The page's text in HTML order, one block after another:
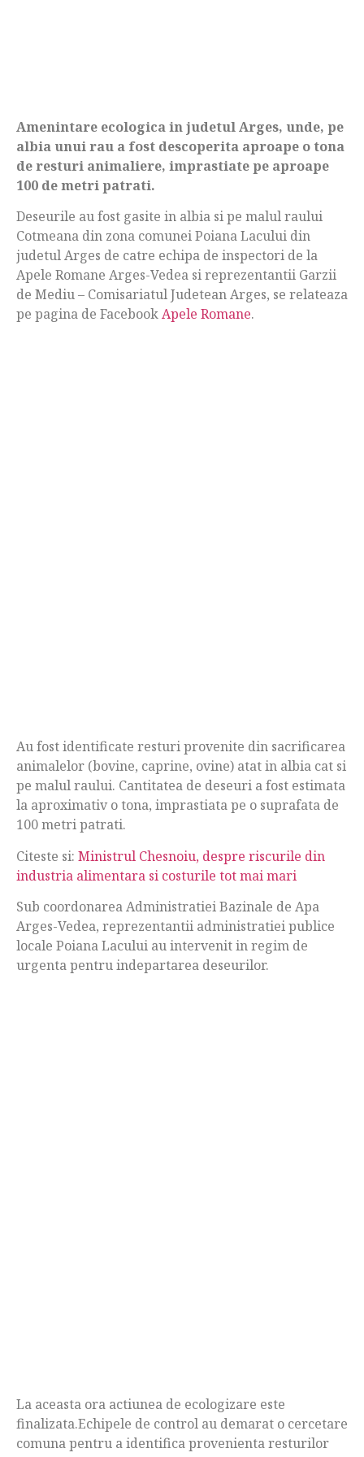
Amenintare ecologica in judetul Arges, unde, pe
albia unui rau a fost descoperita aproape o tona
de resturi animaliere, imprastiate pe aproape
100 de metri patrati.
Deseurile au fost gasite in albia si pe malul raului
Cotmeana din zona comunei Poiana Lacului din
judetul Arges de catre echipa de inspectori de la
Apele Romane Arges-Vedea si reprezentantii Garzii
de Mediu – Comisariatul Judetean Arges, se relateaza
pe pagina de FacebookApele Romane.
Au fost identificate resturi provenite din sacrificarea
animalelor (bovine, caprine, ovine) atat in albia cat si
pe malul raului. Cantitatea de deseuri a fost estimata
la aproximativ o tona, imprastiata pe o suprafata de
100 metri patrati.
Citeste si: Ministrul Chesnoiu, despre riscurile din
industria alimentara si costurile tot mai mari
Sub coordonarea Administratiei Bazinale de Apa
Arges-Vedea, reprezentantii administratiei publice
locale Poiana Lacului au intervenit in regim de
urgenta pentru indepartarea deseurilor.
La aceasta ora actiunea de ecologizare este
finalizata.Echipele de control au demarat o cercetare
comuna pentru a identifica provenienta resturilor